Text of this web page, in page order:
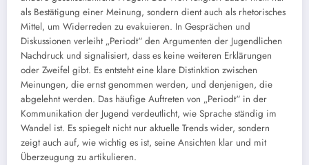
als Bestätigung einer Meinung, sondern dient auch als rhetorisches
Mittel, um Widerreden zu evakuieren. In Gesprächen und
Diskussionen verleiht „Periodt“ den Argumenten der Jugendlichen
Nachdruck und signalisiert, dass es keine weiteren Erklärungen
oder Zweifel gibt. Es entsteht eine klare Distinktion zwischen
Meinungen, die ernst genommen werden, und denjenigen, die
abgelehnt werden. Das häufige Auftreten von „Periodt“ in der
Kommunikation der Jugend verdeutlicht, wie Sprache ständig im
Wandel ist. Es spiegelt nicht nur aktuelle Trends wider, sondern
zeigt auch auf, wie wichtig es ist, seine Ansichten klar und mit
Überzeugung zu artikulieren.